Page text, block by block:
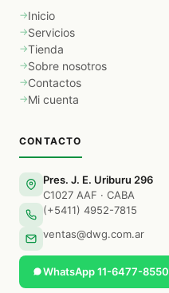
Inicio
Servicios
Tienda
Sobre nosotros
Contactos
Mi cuenta
CONTACTO
Pres. J. E. Uriburu 296
C1027 AAF · CABA
(+5411) 4952-7815
ventas@dwg.com.ar
WhatsApp 11-6477-8550